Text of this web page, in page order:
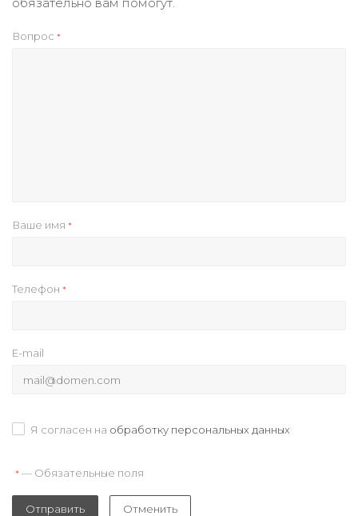
Вопрос *
Ваше имя *
Телефон *
E-mail
Я согласен на обработку персональных данных
* — Обязательные поля
Отправить Отменить